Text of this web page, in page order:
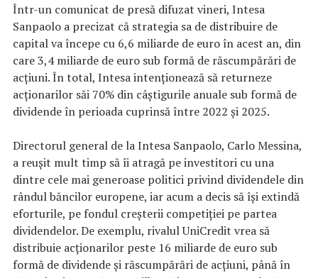
Într-un comunicat de presă difuzat vineri, Intesa
Sanpaolo a precizat că strategia sa de distribuire de
capital va începe cu 6,6 miliarde de euro în acest an, din
care 3,4 miliarde de euro sub formă de răscumpărări de
acţiuni. În total, Intesa intenţionează să returneze
acţionarilor săi 70% din câştigurile anuale sub formă de
dividende în perioada cuprinsă între 2022 şi 2025.
Directorul general de la Intesa Sanpaolo, Carlo Messina,
a reuşit mult timp să îi atragă pe investitori cu una
dintre cele mai generoase politici privind dividendele din
rândul băncilor europene, iar acum a decis să îşi extindă
eforturile, pe fondul creşterii competiţiei pe partea
dividendelor. De exemplu, rivalul UniCredit vrea să
distribuie acţionarilor peste 16 miliarde de euro sub
formă de dividende şi răscumpărări de acţiuni, până în